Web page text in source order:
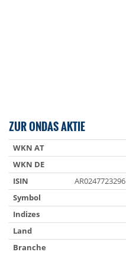
ZUR ONDAS AKTIE
WKN AT
WKN DE
ISIN
AR0247723296
Symbol
Indizes
Land
Branche